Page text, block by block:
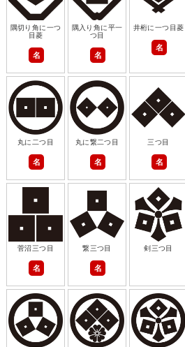
隅切り角に一つ
目菱
名
隅入り角に平一
つ目
名
井桁に一つ目菱
名
丸に二つ目
名
丸に繋二つ目
名
三つ目
名
菅沼三つ目
名
繋三つ目
名
剣三つ目